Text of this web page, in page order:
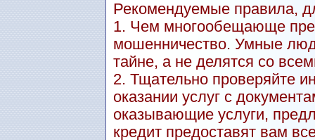
Рекомендуемые правила,
1. Чем многообещающе
мошенничество. Умные
тайне, а не делятся со
2. Тщательно проверяйте
оказании услуг с
оказывающие услуги,
кредит предоставят вам